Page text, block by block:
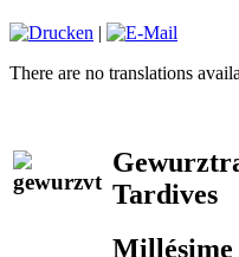
|
There are no translations
Tardives
Millésime